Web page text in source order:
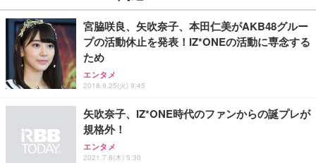
宮脇咲良、矢吹奈子、本田仁美がAKB48グルー
プの活動休止を発表！IZ*ONEの活動に専念する
ため
エンタメ
2018.9.25(火) 9:45
矢吹奈子、IZ*ONE時代のファンからの誕プレが
規格外！
エンタメ
2021.7.8(木) 5:30